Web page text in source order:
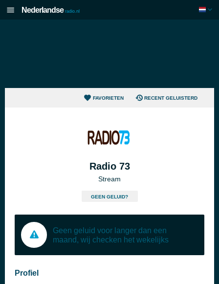
Nederlandse radio.nl
FAVORIETEN RECENT GELUISTERD
Radio 73
Stream
GEEN GELUID?
Geen geluid voor langer dan een
maand, wij checken het wekelijks
Profiel